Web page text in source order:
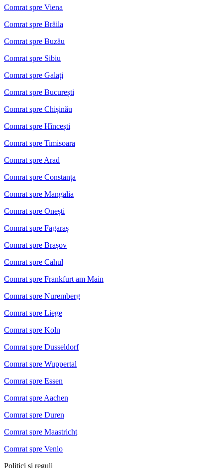
Comrat spre Viena
Comrat spre Brăila
Comrat spre Buzău
Comrat spre Sibiu
Comrat spre Galați
Comrat spre București
Comrat spre Chișinău
Comrat spre Hîncești
Comrat spre Timisoara
Comrat spre Arad
Comrat spre Constanța
Comrat spre Mangalia
Comrat spre Onești
Comrat spre Fagaraș
Comrat spre Brașov
Comrat spre Cahul
Comrat spre Frankfurt am Main
Comrat spre Nuremberg
Comrat spre Liege
Comrat spre Koln
Comrat spre Dusseldorf
Comrat spre Wuppertal
Comrat spre Essen
Comrat spre Aachen
Comrat spre Duren
Comrat spre Maastricht
Comrat spre Venlo
Politici si reguli